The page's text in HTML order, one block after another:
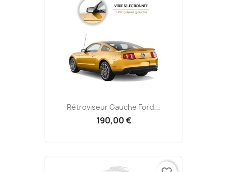
Rétroviseur Gauche Ford...
190,00 €